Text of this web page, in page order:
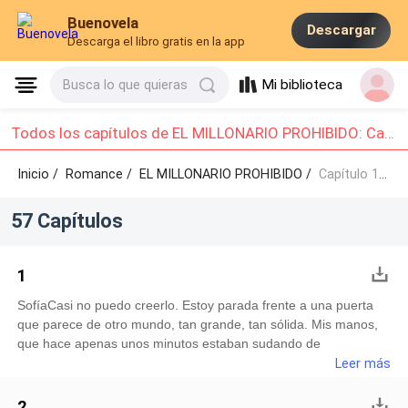
Buenovela
Descarga el libro gratis en la app
Descargar
Busca lo que quieras Mi biblioteca
Todos los capítulos de EL MILLONARIO PROHIBIDO: Capítulo 1 - Capítulo 10
Inicio / Romance/EL MILLONARIO PROHIBIDO / Capítulo 1 - Capítulo 10
57 Capítulos
1
SofíaCasi no puedo creerlo. Estoy parada frente a una puerta
que parece de otro mundo, tan grande, tan sólida. Mis manos,
que hace apenas unos minutos estaban sudando de
nerviosismo, se sienten frías ahora, aunque mi cuerpo se
un reflejo de su poder: moderna, elegante y tan controlada
Leer más